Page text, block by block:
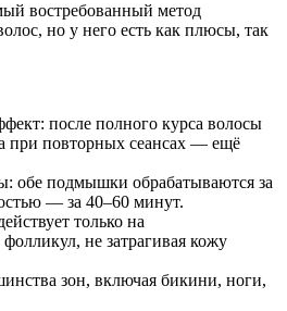
востребованный метод
но у него есть как плюсы, так
после полного курса волосы
а при повторных сеансах — ещё
обе подмышки обрабатываются за
— за 40–60 минут.
только на
не затрагивая кожу
зон, включая бикини, ноги,